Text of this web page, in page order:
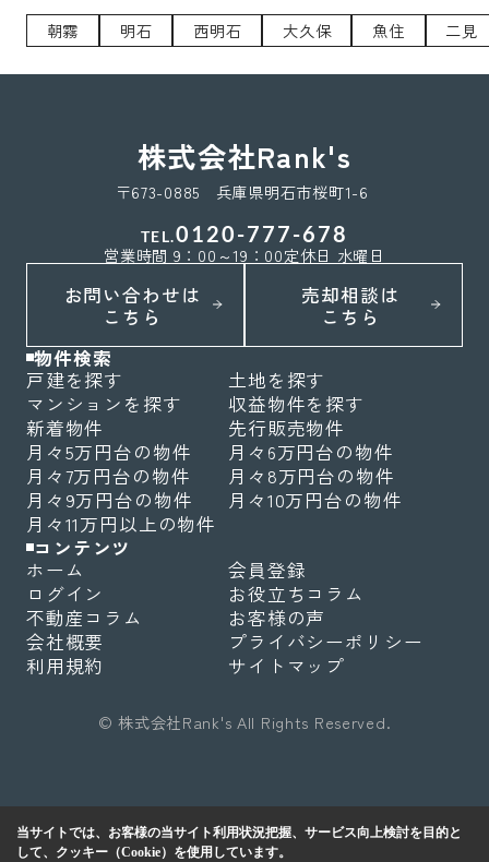
朝霧 明石 西明石 大久保 魚住 二見
株式会社Rank's
〒673-0885 兵庫県明石市桜町1-6
TEL.0120-777-678
営業時間 9：00～19：00定休日 水曜日
お問い合わせは
こちら
売却相談は
こちら
物件検索
戸建を探す
土地を探す
マンションを探す
収益物件を探す
新着物件
先行販売物件
月々5万円台の物件
月々6万円台の物件
月々7万円台の物件
月々8万円台の物件
月々9万円台の物件
月々10万円台の物件
月々11万円以上の物件
コンテンツ
ホーム
会員登録
ログイン
お役立ちコラム
不動産コラム
お客様の声
会社概要
プライバシーポリシー
利用規約
サイトマップ
© 株式会社Rank's All Rights Reserved.
当サイトでは、お客様の当サイト利用状況把握、サービス向上検討を目的と
して、クッキー（Cookie）を使用しています。